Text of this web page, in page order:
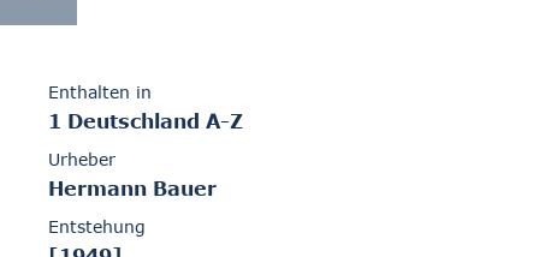
Enthalten in
1 Deutschland A-Z
Urheber
Hermann Bauer
Entstehung